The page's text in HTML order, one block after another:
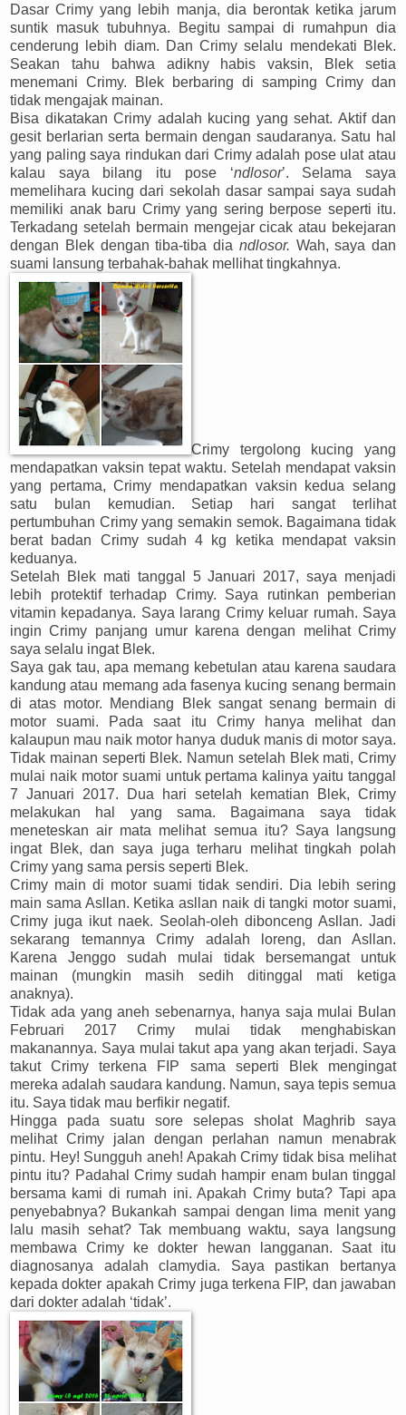
Dasar Crimy yang lebih manja, dia berontak ketika jarum
suntik masuk tubuhnya. Begitu sampai di rumahpun dia
cenderung lebih diam. Dan Crimy selalu mendekati Blek.
Seakan tahu bahwa adikny habis vaksin, Blek setia
menemani Crimy. Blek berbaring di samping Crimy dan
tidak mengajak mainan.
Bisa dikatakan Crimy adalah kucing yang sehat. Aktif dan
gesit berlarian serta bermain dengan saudaranya. Satu hal
yang paling saya rindukan dari Crimy adalah pose ulat atau
kalau saya bilang itu pose ‘ndlosor’. Selama saya
memelihara kucing dari sekolah dasar sampai saya sudah
memiliki anak baru Crimy yang sering berpose seperti itu.
Terkadang setelah bermain mengejar cicak atau bekejaran
dengan Blek dengan tiba-tiba dia ndlosor. Wah, saya dan
suami lansung terbahak-bahak mellihat tingkahnya.
Crimy tergolong kucing yang
mendapatkan vaksin tepat waktu. Setelah mendapat vaksin
yang pertama, Crimy mendapatkan vaksin kedua selang
satu bulan kemudian. Setiap hari sangat terlihat
pertumbuhan Crimy yang semakin semok. Bagaimana tidak
berat badan Crimy sudah 4 kg ketika mendapat vaksin
keduanya.
Setelah Blek mati tanggal 5 Januari 2017, saya menjadi
lebih protektif terhadap Crimy. Saya rutinkan pemberian
vitamin kepadanya. Saya larang Crimy keluar rumah. Saya
ingin Crimy panjang umur karena dengan melihat Crimy
saya selalu ingat Blek.
Saya gak tau, apa memang kebetulan atau karena saudara
kandung atau memang ada fasenya kucing senang bermain
di atas motor. Mendiang Blek sangat senang bermain di
motor suami. Pada saat itu Crimy hanya melihat dan
kalaupun mau naik motor hanya duduk manis di motor saya.
Tidak mainan seperti Blek. Namun setelah Blek mati, Crimy
mulai naik motor suami untuk pertama kalinya yaitu tanggal
7 Januari 2017. Dua hari setelah kematian Blek, Crimy
melakukan hal yang sama. Bagaimana saya tidak
meneteskan air mata melihat semua itu? Saya langsung
ingat Blek, dan saya juga terharu melihat tingkah polah
Crimy yang sama persis seperti Blek.
Crimy main di motor suami tidak sendiri. Dia lebih sering
main sama Asllan. Ketika asllan naik di tangki motor suami,
Crimy juga ikut naek. Seolah-oleh dibonceng Asllan. Jadi
sekarang temannya Crimy adalah loreng, dan Asllan.
Karena Jenggo sudah mulai tidak bersemangat untuk
mainan (mungkin masih sedih ditinggal mati ketiga
anaknya).
Tidak ada yang aneh sebenarnya, hanya saja mulai Bulan
Februari 2017 Crimy mulai tidak menghabiskan
makanannya. Saya mulai takut apa yang akan terjadi. Saya
takut Crimy terkena FIP sama seperti Blek mengingat
mereka adalah saudara kandung. Namun, saya tepis semua
itu. Saya tidak mau berfikir negatif.
Hingga pada suatu sore selepas sholat Maghrib saya
melihat Crimy jalan dengan perlahan namun menabrak
pintu. Hey! Sungguh aneh! Apakah Crimy tidak bisa melihat
pintu itu? Padahal Crimy sudah hampir enam bulan tinggal
bersama kami di rumah ini. Apakah Crimy buta? Tapi apa
penyebabnya? Bukankah sampai dengan lima menit yang
lalu masih sehat? Tak membuang waktu, saya langsung
membawa Crimy ke dokter hewan langganan. Saat itu
diagnosanya adalah clamydia. Saya pastikan bertanya
kepada dokter apakah Crimy juga terkena FIP, dan jawaban
dari dokter adalah ‘tidak’.